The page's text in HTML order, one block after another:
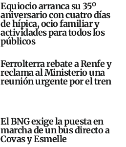
Equiocio arranca su 35º
aniversario con cuatro días
de hípica, ocio familiar y
actividades para todos los
públicos
Ferrolterra rebate a Renfe y
reclama al Ministerio una
reunión urgente por el tren
El BNG exige la puesta en
marcha de un bus directo a
Covas y Esmelle